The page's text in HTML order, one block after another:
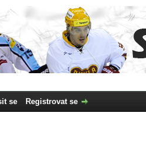
se Registrovat se